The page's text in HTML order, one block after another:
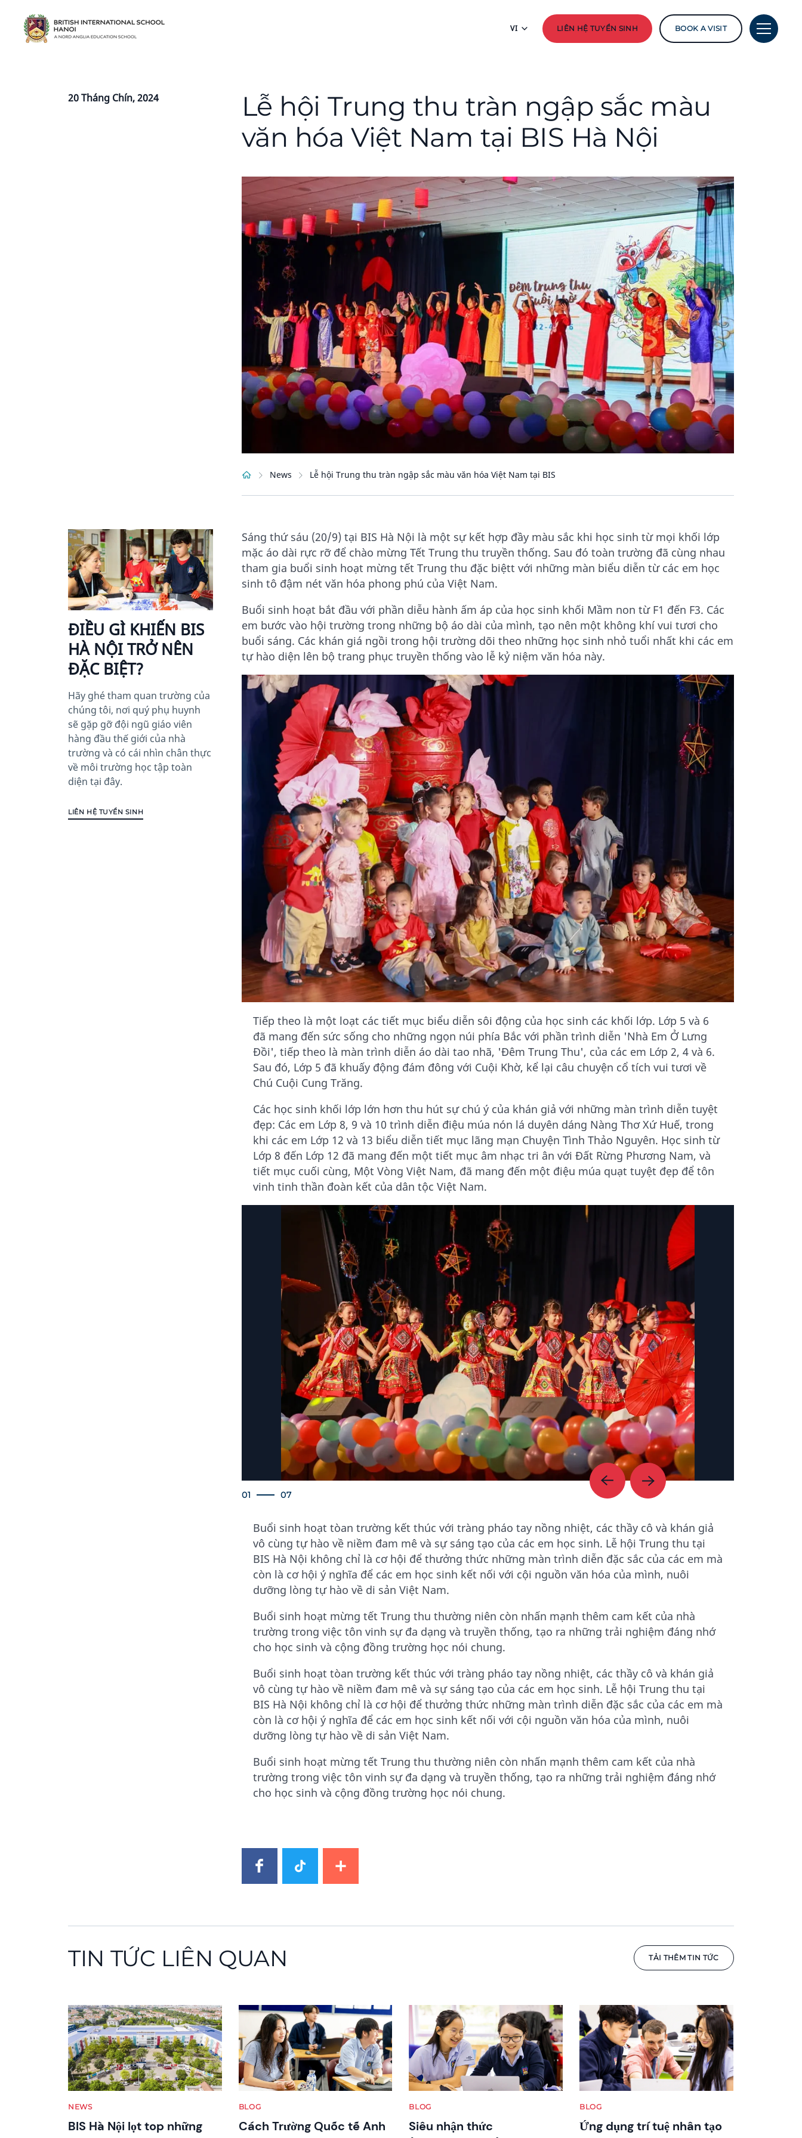
VI LIÊN HỆ TUYỂN SINH BOOK A VISIT
20 Tháng Chín, 2024
Lễ hội Trung thu tràn ngập sắc màu
văn hóa Việt Nam tại BIS Hà Nội
News Lễ hội Trung thu tràn ngập sắc màu văn hóa Việt Nam tại BIS
ĐIỀU GÌ KHIẾN BIS
HÀ NỘI TRỞ NÊN
ĐẶC BIỆT?
Hãy ghé tham quan trường của
chúng tôi, nơi quý phụ huynh
sẽ gặp gỡ đội ngũ giáo viên
hàng đầu thế giới của nhà
trường và có cái nhìn chân thực
về môi trường học tập toàn
diện tại đây.
LIÊN HỆ TUYỂN SINH
Sáng thứ sáu (20/9) tại BIS Hà Nội là một sự kết hợp đầy màu sắc khi học sinh từ mọi khối lớp
mặc áo dài rực rỡ để chào mừng Tết Trung thu truyền thống. Sau đó toàn trường đã cùng nhau
tham gia buổi sinh hoạt mừng tết Trung thu đặc biệtt với những màn biểu diễn từ các em học
sinh tô đậm nét văn hóa phong phú của Việt Nam.
Buổi sinh hoạt bắt đầu với phần diễu hành ấm áp của học sinh khối Mầm non từ F1 đến F3. Các
em bước vào hội trường trong những bộ áo dài của mình, tạo nên một không khí vui tươi cho
buổi sáng. Các khán giá ngồi trong hội trường dõi theo những học sinh nhỏ tuổi nhất khi các em
tự hào diện lên bộ trang phục truyền thống vào lễ kỷ niệm văn hóa này.
Tiếp theo là một loạt các tiết mục biểu diễn sôi động của học sinh các khối lớp. Lớp 5 và 6
đã mang đến sức sống cho những ngọn núi phía Bắc với phần trình diễn 'Nhà Em Ở Lưng
Đồi', tiếp theo là màn trình diễn áo dài tao nhã, 'Đêm Trung Thu', của các em Lớp 2, 4 và 6.
Sau đó, Lớp 5 đã khuấy động đám đông với Cuội Khờ, kể lại câu chuyện cổ tích vui tươi về
Chú Cuội Cung Trăng.
Các học sinh khối lớp lớn hơn thu hút sự chú ý của khán giả với những màn trình diễn tuyệt
đẹp: Các em Lớp 8, 9 và 10 trình diễn điệu múa nón lá duyên dáng Nàng Thơ Xứ Huế, trong
khi các em Lớp 12 và 13 biểu diễn tiết mục lãng mạn Chuyện Tình Thảo Nguyên. Học sinh từ
Lớp 8 đến Lớp 12 đã mang đến một tiết mục âm nhạc tri ân với Đất Rừng Phương Nam, và
tiết mục cuối cùng, Một Vòng Việt Nam, đã mang đến một điệu múa quạt tuyệt đẹp để tôn
vinh tinh thần đoàn kết của dân tộc Việt Nam.
01 07
Buổi sinh hoạt tòan trường kết thúc với tràng pháo tay nồng nhiệt, các thầy cô và khán giả
vô cùng tự hào về niềm đam mê và sự sáng tạo của các em học sinh. Lễ hội Trung thu tại
BIS Hà Nội không chỉ là cơ hội để thưởng thức những màn trình diễn đặc sắc của các em mà
còn là cơ hội ý nghĩa để các em học sinh kết nối với cội nguồn văn hóa của mình, nuôi
dưỡng lòng tự hào về di sản Việt Nam.
Buổi sinh hoạt mừng tết Trung thu thường niên còn nhấn mạnh thêm cam kết của nhà
trường trong việc tôn vinh sự đa dạng và truyền thống, tạo ra những trải nghiệm đáng nhớ
cho học sinh và cộng đồng trường học nói chung.
Buổi sinh hoạt tòan trường kết thúc với tràng pháo tay nồng nhiệt, các thầy cô và khán giả
vô cùng tự hào về niềm đam mê và sự sáng tạo của các em học sinh. Lễ hội Trung thu tại
BIS Hà Nội không chỉ là cơ hội để thưởng thức những màn trình diễn đặc sắc của các em mà
còn là cơ hội ý nghĩa để các em học sinh kết nối với cội nguồn văn hóa của mình, nuôi
dưỡng lòng tự hào về di sản Việt Nam.
Buổi sinh hoạt mừng tết Trung thu thường niên còn nhấn mạnh thêm cam kết của nhà
trường trong việc tôn vinh sự đa dạng và truyền thống, tạo ra những trải nghiệm đáng nhớ
cho học sinh và cộng đồng trường học nói chung.
TIN TỨC LIÊN QUAN TẢI THÊM TIN TỨC
News image
NEWS
BIS Hà Nội lọt top những
News image
BLOG
Cách Trường Quốc tế Anh
News image
BLOG
Siêu nhận thức
News image
BLOG
Ứng dụng trí tuệ nhân tạo